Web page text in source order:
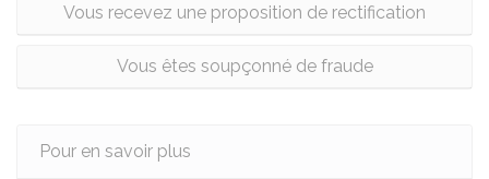
Vous recevez une proposition de rectification
Vous êtes soupçonné de fraude
Pour en savoir plus